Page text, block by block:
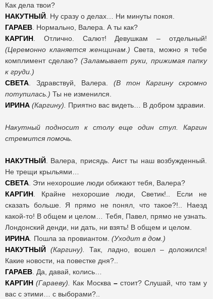
Как дела твои?
НАКУТНЫЙ . Ну сразу о делах… Ни минуты покоя.
ГАРАЕВ . Нормально, Валера. А ты как?
КАРГИН . Отлично. Салют! Девушкам – отдельный!
(Церемонно кланяется женщинам.) Света, можно я тебе
комплимент сделаю? (Заламывает руки, прижимая папку
к груди.)
СВЕТА . Здравствуй, Валера. (В тон Каргину скромно
потупилась.) Ты не изменился.
ИРИНА (Каргину). Приятно вас видеть… В добром здравии.
Накутный подносит к столу еще один стул. Каргин
стремится помочь.
НАКУТНЫЙ . Валера, присядь. Аист ты наш возбужденный.
Не трещи крыльями…
СВЕТА . Эти нехорошие люди обижают тебя, Валера?
КАРГИН . Крайне нехорошие люди, Светик!.. Если не
сказать больше. Я прямо не понял, что такое?!.. Наезд
какой-то! В общем и целом… Тебя, Павел, прямо не узнать.
Лондонский денди, ни дать, ни взять! В общем и целом.
ИРИНА Пошла за провиантом. (Уходит в дом.)
НАКУТНЫЙ (Каргину).
Так, ладно, вошел – доложился!
Какие новости, на повестке дня?..
ГАРАЕВ . Да, давай, колись…
КАРГИН (Гараеву). Как Москва –стоит? Слушай, что там у
вас с этими… с выборами?..